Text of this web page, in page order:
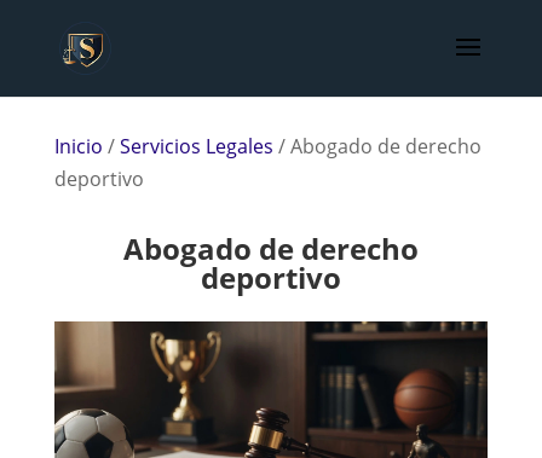
Inicio /Servicios Legales /Abogado de derecho
deportivo
Abogado de derecho
deportivo